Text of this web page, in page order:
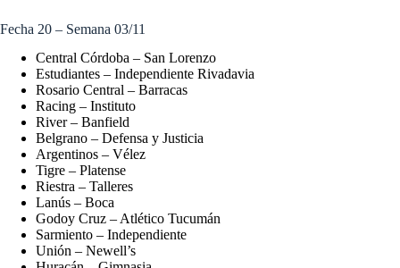
Fecha 20 – Semana 03/11
Central Córdoba – San Lorenzo
Estudiantes – Independiente Rivadavia
Rosario Central – Barracas
Racing – Instituto
River – Banfield
Belgrano – Defensa y Justicia
Argentinos – Vélez
Tigre – Platense
Riestra – Talleres
Lanús – Boca
Godoy Cruz – Atlético Tucumán
Sarmiento – Independiente
Unión – Newell’s